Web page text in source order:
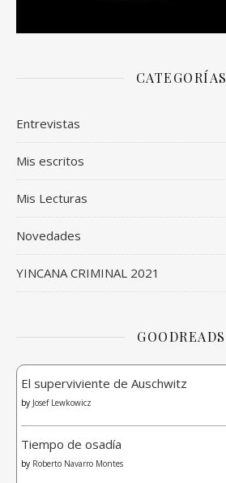
CATEGORÍAS
Entrevistas
Mis escritos
Mis Lecturas
Novedades
YINCANA CRIMINAL 2021
GOODREADS
El superviviente de Auschwitz
by Josef Lewkowicz
Tiempo de osadía
by Roberto Navarro Montes